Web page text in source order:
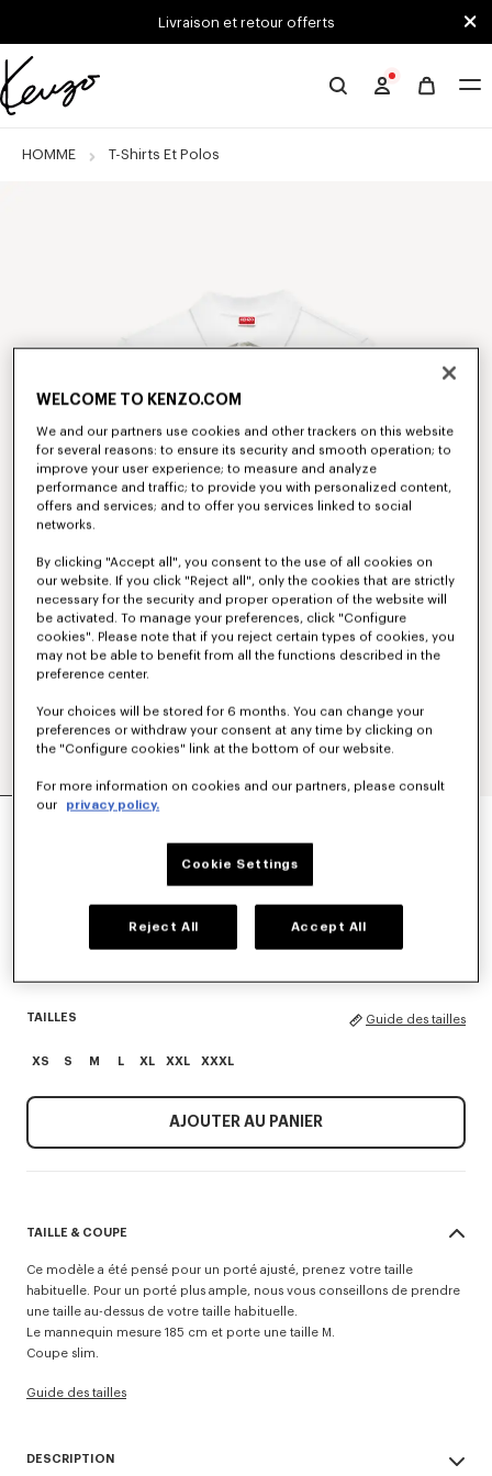
Skip to main content
Skip to footer contentLivraison et retour offerts
Site
KENZO
HOMME T-Shirts Et Polos
POLO SLIM BRODÉ 'KENZO SIGNATURE' EN
TAILLES Guide des tailles
XS S M L XL XXL XXXL
AJOUTER AU PANIER
TAILLE & COUPE
Ce modèle a été pensé pour un porté ajusté, prenez votre taille
habituelle. Pour un porté plus ample, nous vous conseillons de prendre
une taille au-dessus de votre taille habituelle.
Le mannequin mesure 185 cm et porte une taille M.
Coupe slim.
Guide des tailles
DESCRIPTION
WELCOME TO KENZO.COM
We and our partners use cookies and other trackers on this website
for several reasons: to ensure its security and smooth operation; to
improve your user experience; to measure and analyze
performance and traffic; to provide you with personalized content,
offers and services; and to offer you services linked to social
networks.
By clicking "Accept all", you consent to the use of all cookies on
our website. If you click "Reject all", only the cookies that are strictly
necessary for the security and proper operation of the website will
be activated. To manage your preferences, click "Configure
cookies". Please note that if you reject certain types of cookies, you
may not be able to benefit from all the functions described in the
preference center.
Your choices will be stored for 6 months. You can change your
preferences or withdraw your consent at any time by clicking on
the "Configure cookies" link at the bottom of our website.
For more information on cookies and our partners, please consult
our
privacy policy.
Cookie Settings
Reject All Accept All